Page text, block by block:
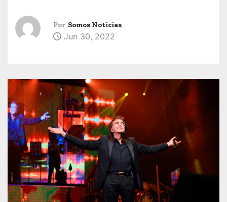
Por Somos Noticias
Jun 30, 2022